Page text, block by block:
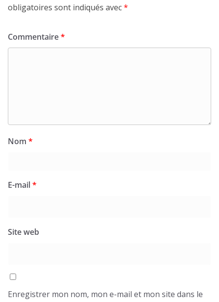
obligatoires sont indiqués avec*
Commentaire*
Nom *
E-mail*
Site web
Enregistrer mon nom, mon e-mail et mon site dans le